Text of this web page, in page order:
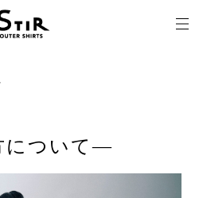
について—